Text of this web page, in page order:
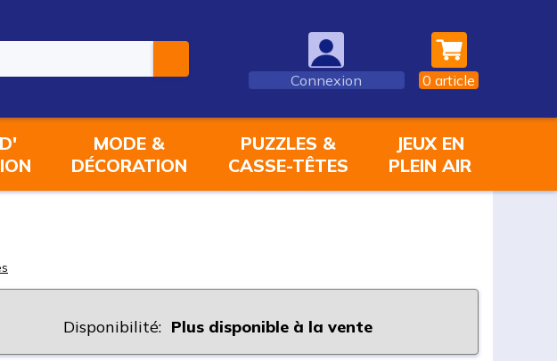
Connexion 0 article
MODE &
DÉCORATION
PUZZLES &
CASSE-TÊTES
JEUX EN
PLEIN AIR
Disponibilité: Plus disponible à la vente